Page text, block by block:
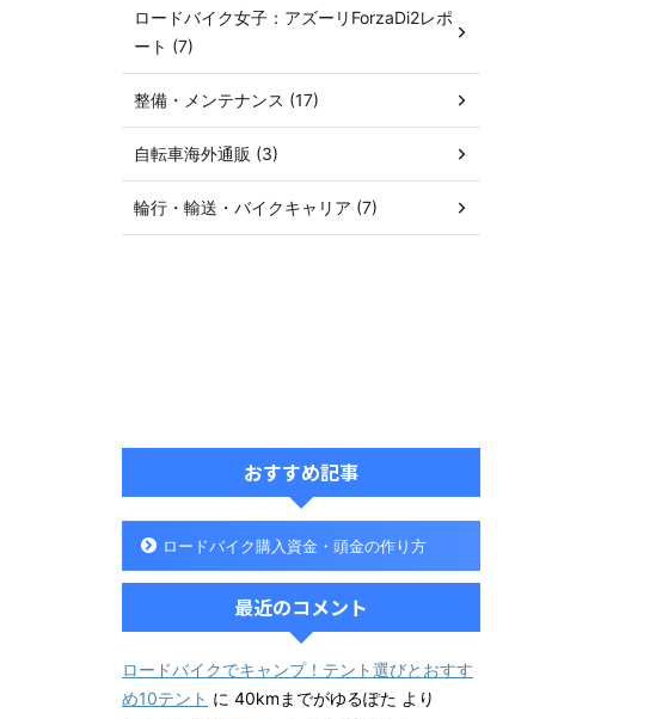
ロードバイク女子：アズーリForzaDi2レポ
ート (7)
整備・メンテナンス (17)
自転車海外通販 (3)
輪行・輸送・バイクキャリア (7)
おすすめ記事
ロードバイク購入資金・頭金の作り方
最近のコメント
ロードバイクでキャンプ！テント選びとおすす
め10テント に 40kmまでがゆるぽた より